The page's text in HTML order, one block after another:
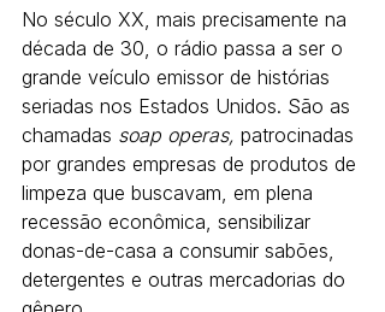
No século XX, mais precisamente na
década de 30, o rádio passa a ser o
grande veículo emissor de histórias
seriadas nos Estados Unidos. São as
chamadas soap operas, patrocinadas
por grandes empresas de produtos de
limpeza que buscavam, em plena
recessão econômica, sensibilizar
donas-de-casa a consumir sabões,
detergentes e outras mercadorias do